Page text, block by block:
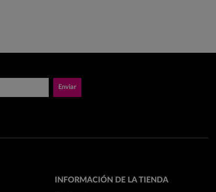
Enviar
INFORMACIÓN DE LA TIENDA